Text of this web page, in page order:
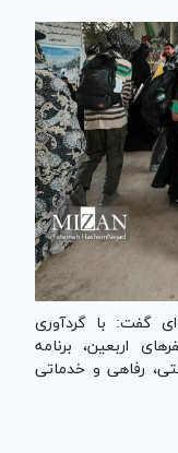
گفت: با گردآوری
اربعین، برنامه
زیرساختی، رفاهی و خدماتی